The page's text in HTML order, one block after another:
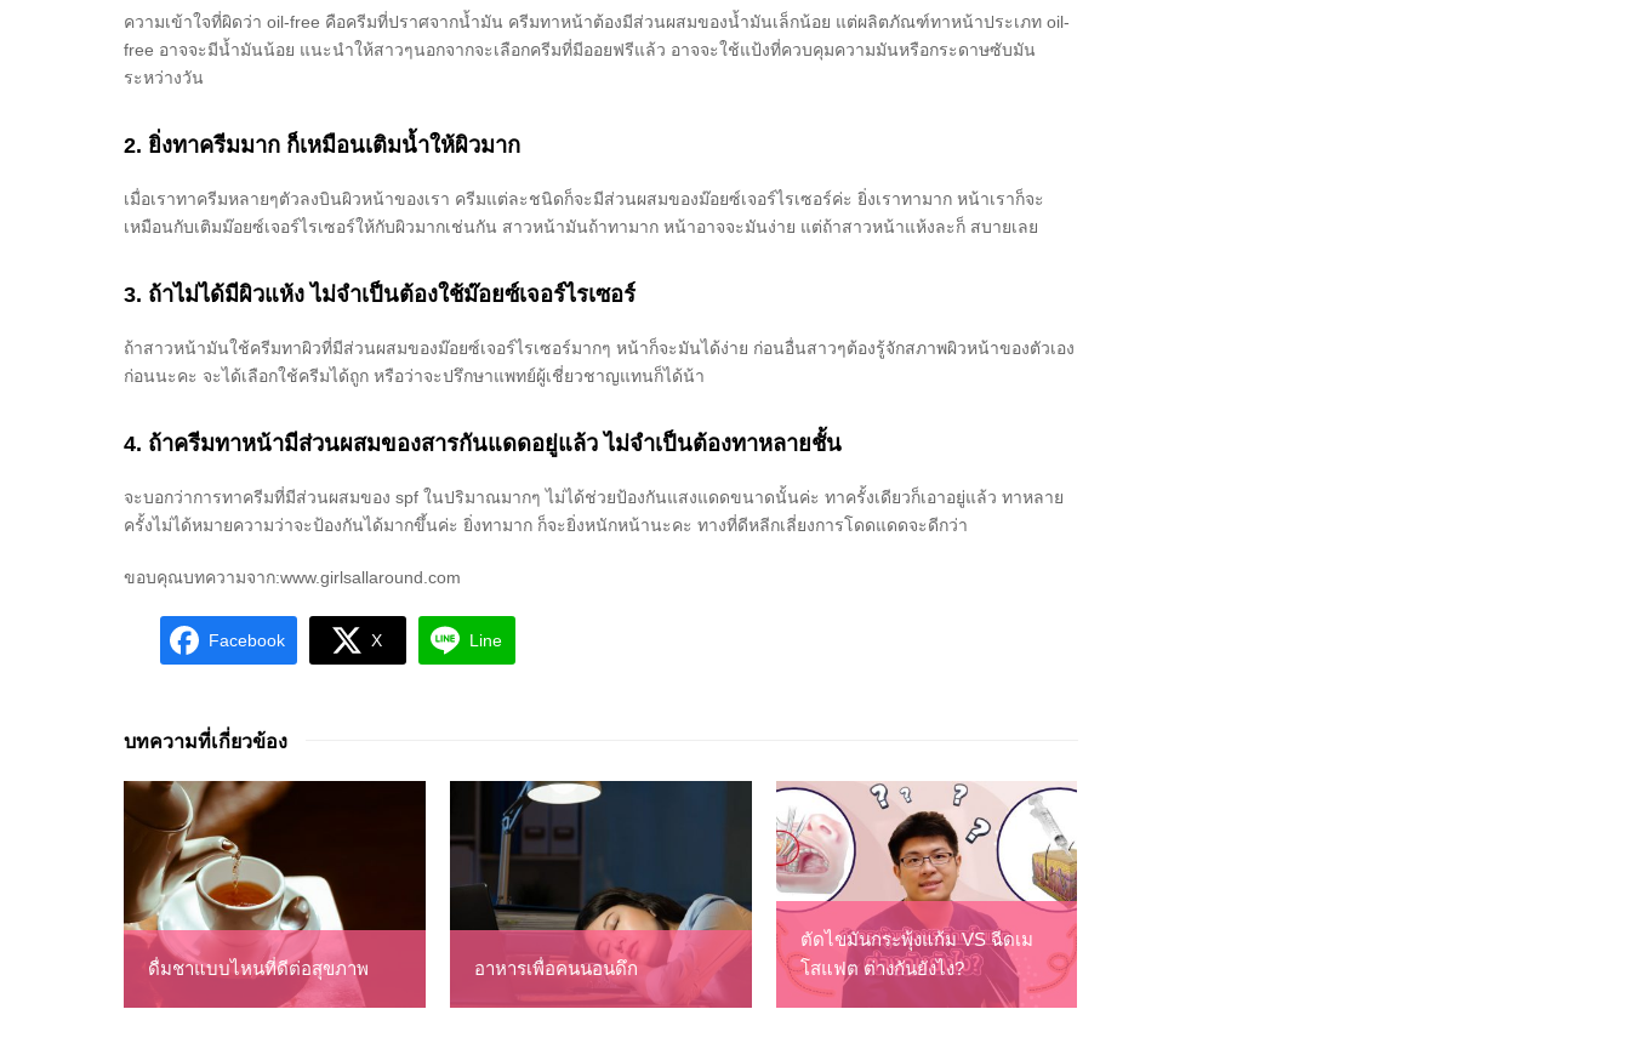
ความเข้าใจที่ผิดว่า oil-free คือครีมที่ปราศจากน้ำมัน ครีมทาหน้าต้องมีส่วนผสมของน้ำมันเล็กน้อย แต่ผลิตภัณฑ์ทาหน้าประเภท oil-
free อาจจะมีน้ำมันน้อย แนะนำให้สาวๆนอกจากจะเลือกครีมที่มีออยฟรีแล้ว อาจจะใช้แป้งที่ควบคุมความมันหรือกระดาษซับมัน
ระหว่างวัน
2. ยิ่งทาครีมมาก ก็เหมือนเติมน้ำให้ผิวมาก
เมื่อเราทาครีมหลายๆตัวลงบินผิวหน้าของเรา ครีมแต่ละชนิดก็จะมีส่วนผสมของม๊อยซ์เจอร์ไรเซอร์ค่ะ ยิ่งเราทามาก หน้าเราก็จะ
เหมือนกับเติมม๊อยซ์เจอร์ไรเซอร์ให้กับผิวมากเช่นกัน สาวหน้ามันถ้าทามาก หน้าอาจจะมันง่าย แต่ถ้าสาวหน้าแห้งละก็ สบายเลย
3. ถ้าไม่ได้มีผิวแห้ง ไม่จำเป็นต้องใช้ม๊อยซ์เจอร์ไรเซอร์
ถ้าสาวหน้ามันใช้ครีมทาผิวที่มีส่วนผสมของม๊อยซ์เจอร์ไรเซอร์มากๆ หน้าก็จะมันได้ง่าย ก่อนอื่นสาวๆต้องรู้จักสภาพผิวหน้าของตัวเอง
ก่อนนะคะ จะได้เลือกใช้ครีมได้ถูก หรือว่าจะปรึกษาแพทย์ผู้เชี่ยวชาญแทนก็ได้น้า
4. ถ้าครีมทาหน้ามีส่วนผสมของสารกันแดดอยู่แล้ว ไม่จำเป็นต้องทาหลายชั้น
จะบอกว่าการทาครีมที่มีส่วนผสมของ spf ในปริมาณมากๆ ไม่ได้ช่วยป้องกันแสงแดดขนาดนั้นค่ะ ทาครั้งเดียวก็เอาอยู่แล้ว ทาหลาย
ครั้งไม่ได้หมายความว่าจะป้องกันได้มากขึ้นค่ะ ยิ่งทามาก ก็จะยิ่งหนักหน้านะคะ ทางที่ดีหลีกเลี่ยงการโดดแดดจะดีกว่า
ขอบคุณบทความจาก:www.girlsallaround.com
Facebook X Line
บทความที่เกี่ยวข้อง
ดื่มชาแบบไหนที่ดีต่อสุขภาพ อาหารเพื่อคนนอนดึก
ตัดไขมันกระพุ้งแก้ม VS ฉีดเม
โสแฟต ต่างกันยังไง?